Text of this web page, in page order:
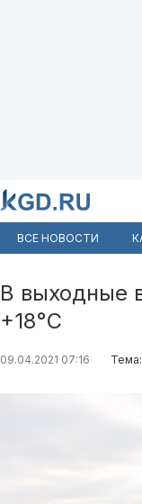
ВСЕ НОВОСТИ
В выходные
+18°С
09.04.2021 07:16 Тема: